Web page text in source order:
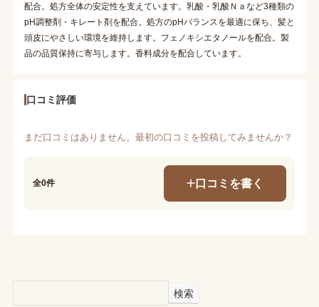
配合。処方全体の安定性を支えています。乳酸・乳酸Ｎａなど3種類の
pH調整剤・キレート剤を配合。処方のpHバランスを最適に保ち、髪と
頭皮にやさしい環境を維持します。フェノキシエタノールを配合。製
品の品質保持に寄与します。香料成分を配合しています。
口コミ評価
まだ口コミはありません。最初の口コミを投稿してみませんか？
全0件 口コミを書く
検索